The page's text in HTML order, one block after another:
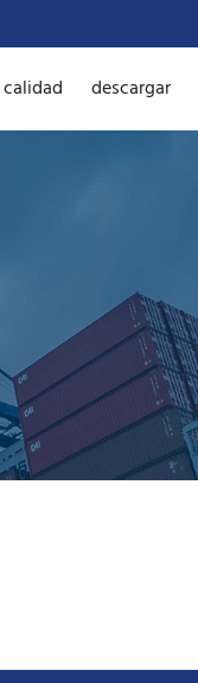
calidad descargar